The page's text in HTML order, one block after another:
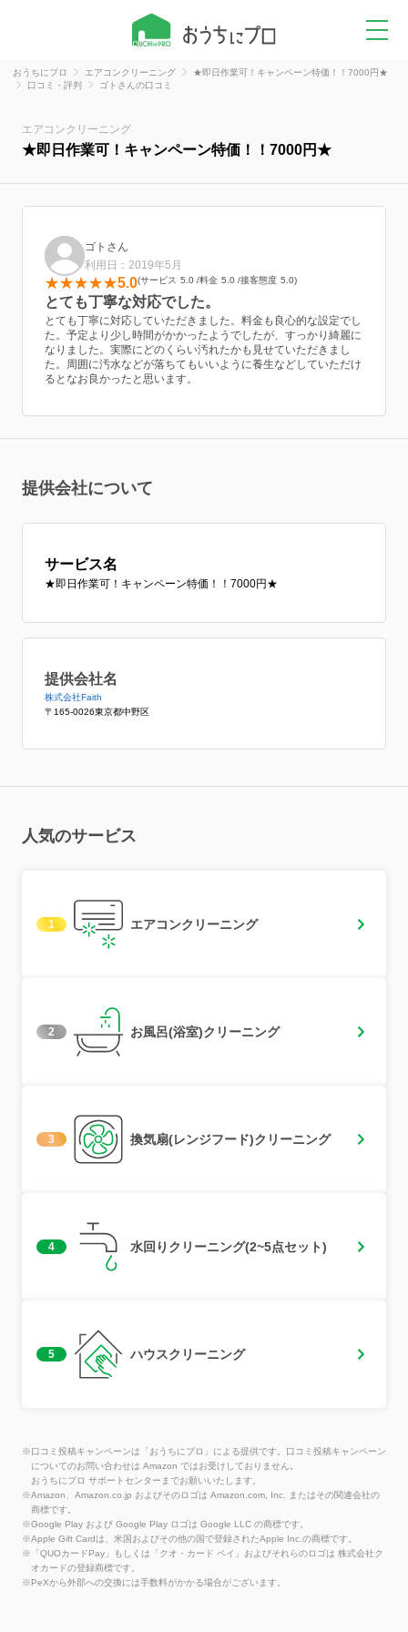
おうちにプロ エアコンクリーニング
★即日作業可！キャンペーン特価！！7000円★
口コミ・評判
ゴトさんの口コミ
エアコンクリーニング
★即日作業可！キャンペーン特価！！7000円★
ゴトさん
利用日：2019年5月
5.0 サービス 5.0 料金 5.0 接客態度 5.0
とても丁寧な対応でした。
とても丁寧に対応していただきました。料金も良心的な設定でし
た。予定より少し時間がかかったようでしたが、すっかり綺麗に
なりました。実際にどのくらい汚れたかも見せていただきまし
た。周囲に汚水などが落ちてもいいように養生などしていただけ
るとなお良かったと思います。
提供会社について
サービス名
★即日作業可！キャンペーン特価！！7000円★
提供会社名
株式会社Faith
〒165-0026東京都中野区
人気のサービス
1 エアコンクリーニング
2 お風呂(浴室)クリーニング
3 換気扇(レンジフード)クリーニング
4 水回りクリーニング(2~5点セット)
5 ハウスクリーニング
※口コミ投稿キャンペーンは「おうちにプロ」による提供です。口コミ投稿キャンペーン
についてのお問い合わせは Amazon ではお受けしておりません。
おうちにプロ サポートセンターまでお願いいたします。
※Amazon、Amazon.co.jp およびそのロゴは Amazon.com, Inc. またはその関連会社の
商標です。
※Google Play および Google Play ロゴは Google LLC の商標です。
※Apple Gift Cardは、米国およびその他の国で登録されたApple Inc.の商標です。
※「QUOカードPay」もしくは「クオ・カード ペイ」およびそれらのロゴは 株式会社ク
オカードの登録商標です。
※PeXから外部への交換には手数料がかかる場合がございます。